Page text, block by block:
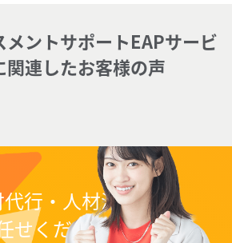
ントサポートEAPサービ
関連したお客様の声
行・人材派遣なら
せください！